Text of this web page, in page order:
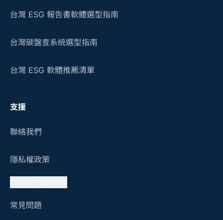
台灣 ESG 報告書軟體選型指南
台灣碳盤查系統選型指南
台灣 ESG 軟體推薦清單
支援
聯絡我們
隱私權政策
常見問題